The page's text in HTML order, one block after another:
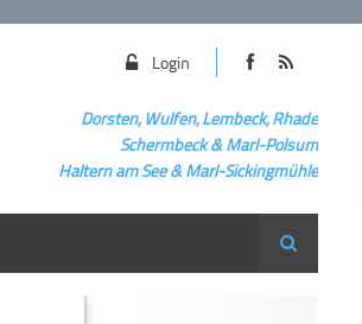
Login
Dorsten, Wulfen, Lembeck, Rhade
Schermbeck& Marl-Polsum
Haltern am See & Marl-Sickingmühle
Suche